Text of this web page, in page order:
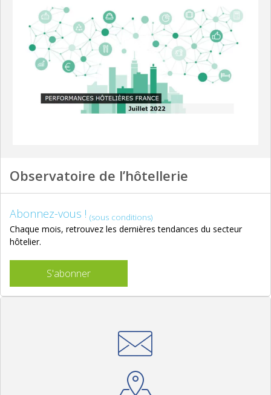
Observatoire de l’hôtellerie
Abonnez-vous ! (sous conditions)
Chaque mois, retrouvez les dernières tendances du secteur
hôtelier.
S'abonner